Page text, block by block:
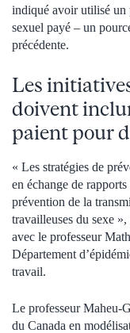
indiqué avoir utilisé un
sexuel payé – un
précédente.
Les
doivent
paient pour
« Les stratégies de
en échange de
prévention de la
travailleuses du sexe
avec le professeur
Département
travail.
Le professeur Maheu-
du Canada en